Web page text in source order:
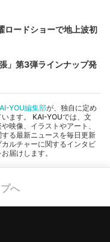
ロードショーで地上波初
」第3弾ラインナップ発
YOU編集部が、独自に定め
ます。 KAI-YOUでは、文
映像、イラストやアート、
る最新ニュースを毎日更新
ルチャーに関するインタビ
届けします。
へ